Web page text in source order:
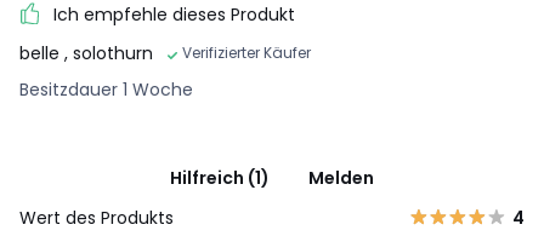
Ich empfehle dieses Produkt
belle , solothurn Verifizierter Käufer
Besitzdauer 1 Woche
Hilfreich (1)
Melden
Wert des Produkts
4